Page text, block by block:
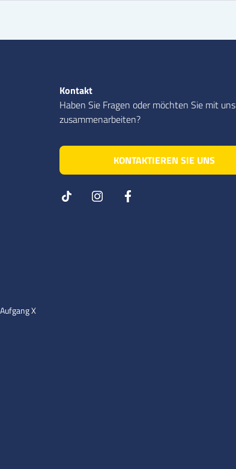
Kontakt
Haben Sie Fragen oder möchten Sie mit uns
zusammenarbeiten?
KONTAKTIEREN SIE UNS
X